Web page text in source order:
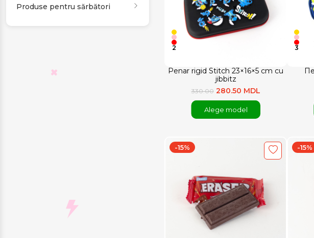
Produse pentru sărbători
Penar rigid Stitch 23×16×5 cm cu
jibbitz
2
330.00 280.50 MDL
Alege model
3
-15% -15%